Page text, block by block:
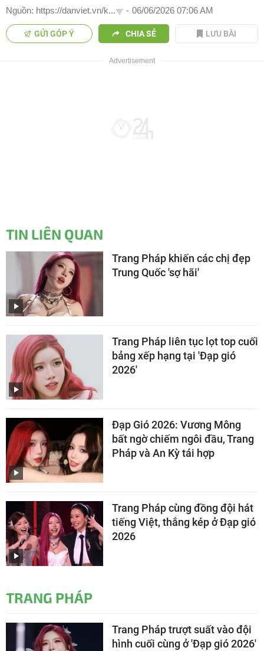
Nguồn: https://danviet.vn/k... - 06/06/2026 07:06 AM
GỬI GÓP Ý CHIA SẺ LƯU BÀI
TIN LIÊN QUAN
Trang Pháp khiến các chị đẹp
Trung Quốc 'sợ hãi'
Trang Pháp liên tục lọt top cuối
bảng xếp hạng tại 'Đạp gió
2026'
Đạp Gió 2026: Vương Mông
bất ngờ chiếm ngôi đầu, Trang
Pháp và An Kỳ tái hợp
Trang Pháp cùng đồng đội hát
tiếng Việt, thắng kép ở Đạp gió
2026
TRANG PHÁP
Trang Pháp trượt suất vào đội
hình cuối cùng ở 'Đạp gió 2026'